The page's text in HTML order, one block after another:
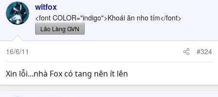
witfox
<font COLOR="indigo">Khoái ăn nho tím</font>
Lão Làng GVN
16/6/11 #324
Xin lỗi...nhà Fox có tang nên ít lên